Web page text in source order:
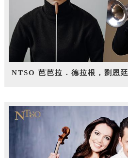
NTSO 芭芭拉．德拉根，劉恩